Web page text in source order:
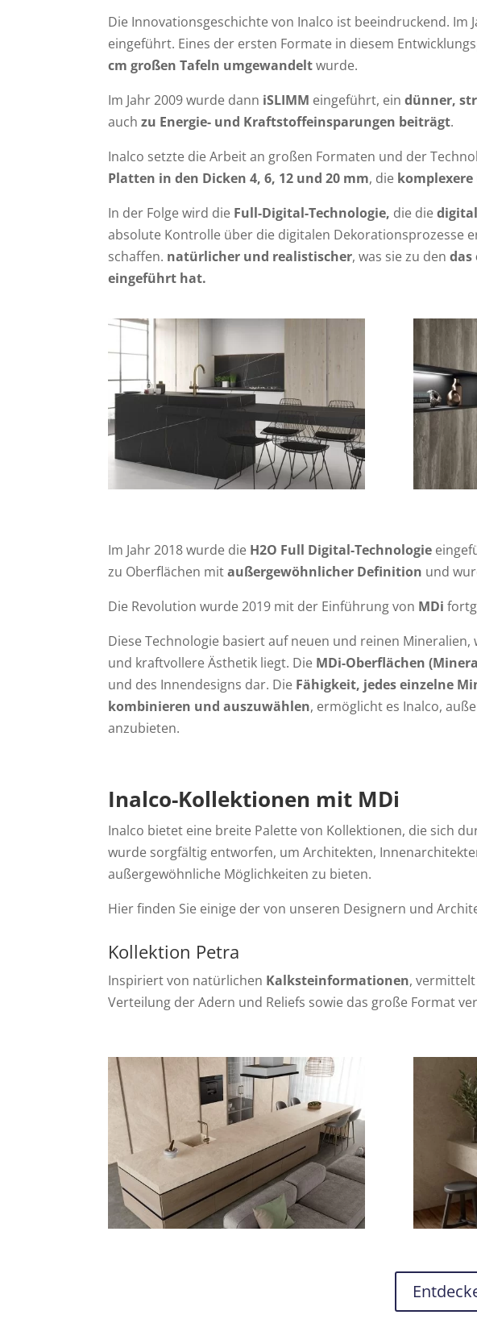
Die Innovationsgeschichte von Inalco ist beeindruckend. Im
eingeführt. Eines der ersten Formate in diesem
cm großen Tafeln umgewandeltwurde.
Im Jahr 2009 wurde dann iSLIMM eingeführt, eindünner,
auchzu Energie- und Kraftstoffeinsparungen beiträgt.
Inalco setzte die Arbeit an großen Formaten und der
Platten in den Dicken 4, 6, 12 und 20 mm, die
In der Folge wird die Full-Digital-Technologie, die die
absolute Kontrolle über die digitalen Dekorationsprozesse
schaffen. natürlicher und realistischer, was sie zu dendas
eingeführt hat.
Im Jahr 2018 wurde die H2O Full Digital-Technologie
zu Oberflächen mitaußergewöhnlicher Definition und
Die Revolution wurde 2019 mit der Einführung von MDi
Diese Technologie basiert auf neuen und reinen
und kraftvollere Ästhetik liegt. Die MDi-Oberflächen
und des Innendesigns dar. Die Fähigkeit, jedes einzelne
kombinieren und auszuwählen, ermöglicht es Inalco,
anzubieten.
Inalco-Kollektionen mit MDi
Inalco bietet eine breite Palette von Kollektionen, die sich
wurde sorgfältig entworfen, um Architekten,
außergewöhnliche Möglichkeiten zu bieten.
Hier finden Sie einige der von unseren Designern und
Kollektion Petra
Inspiriert von natürlichen Kalksteinformationen,
Verteilung der Adern und Reliefs sowie das große Format